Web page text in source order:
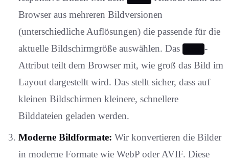
Browser aus mehreren Bildversionen
(unterschiedliche Auflösungen) die passende für die
aktuelle Bildschirmgröße auswählen. Das
-
Attribut teilt dem Browser mit, wie groß das Bild im
Layout dargestellt wird. Das stellt sicher, dass auf
kleinen Bildschirmen kleinere, schnellere
Bilddateien geladen werden.
Moderne Bildformate: Wir konvertieren die Bilder
in moderne Formate wie WebP oder AVIF. Diese